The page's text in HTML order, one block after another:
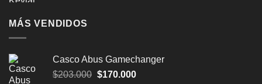
MÁS VENDIDOS
Casco Abus Gamechanger
$203.000 El
$170.000El